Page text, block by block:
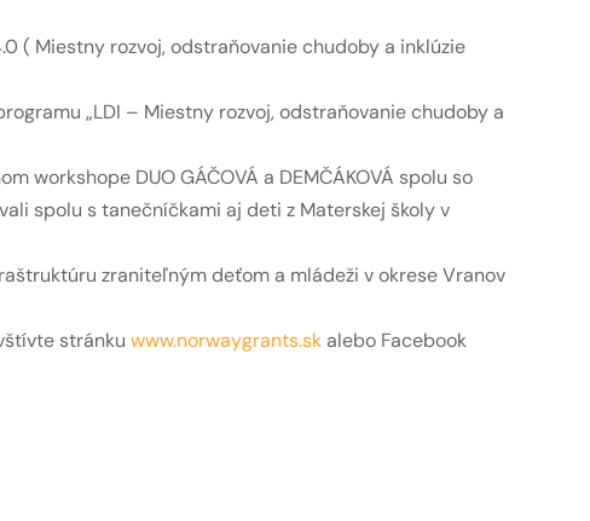
( Miestny rozvoj, odstraňovanie chudoby a inklúzie
„LDI – Miestny rozvoj, odstraňovanie chudoby a
workshope DUO GÁČOVÁ a DEMČÁKOVÁ spolu so
spolu s tanečníčkami aj deti z Materskej školy v
zraniteľným deťom a mládeži v okrese Vranov
stránkuwww.norwaygrants.sk alebo Facebook